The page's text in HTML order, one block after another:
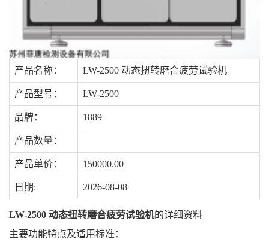
产品名称： LW-2500 动态扭转磨合疲劳试验机
产品型号： LW-2500
品牌： 1889
产品数量：
产品单价： 150000.00
日期: 2026-08-08
LW-2500 动态扭转磨合疲劳试验机的详细资料
主要功能特点及适用标准：